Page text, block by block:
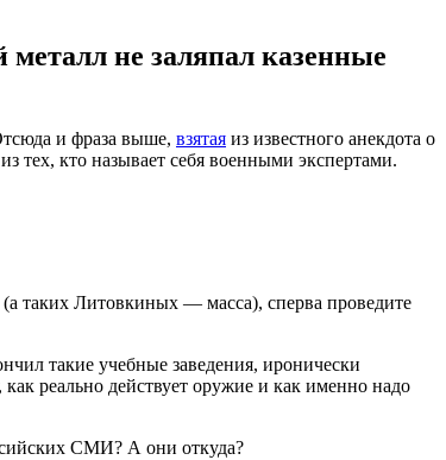
не заляпал казенные
и фраза выше, взятая из известного анекдота о
тех, кто называет себя военными экспертами.
таких Литовкиных — масса), сперва проведите
такие учебные заведения, иронически
реально действует оружие и как именно надо
СМИ? А они откуда?